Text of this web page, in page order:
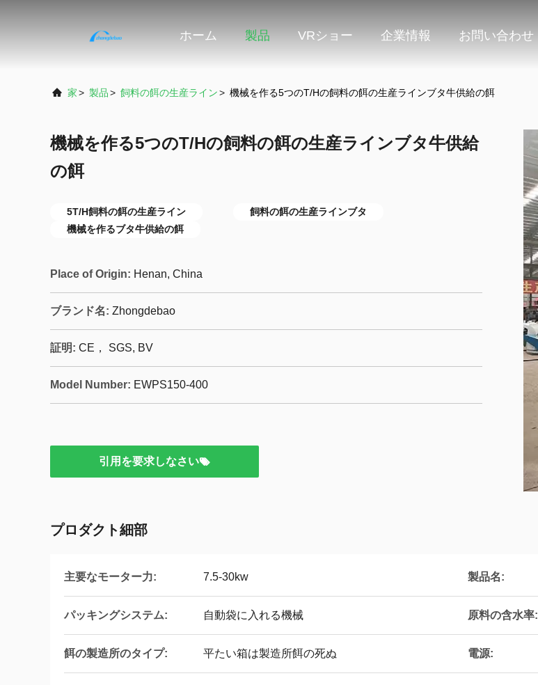
ホーム 製品 VRショー 企業情報 お問い合わせ
家> 製品> 飼料の餌の生産ライン> 機械を作る5つのT/Hの飼料の餌の生産ラインブタ牛供給の餌
機械を作る5つのT/Hの飼料の餌の生産ラインブタ牛供給
の餌
5T/H飼料の餌の生産ライン
飼料の餌の生産ラインブタ
機械を作るブタ牛供給の餌
Place of Origin: Henan, China
ブランド名: Zhongdebao
証明: CE， SGS, BV
Model Number: EWPS150-400
引用を要求しなさい
プロダクト細部
主要なモーター力: 7.5-30kw 製品名:
パッキングシステム: 自動袋に入れる機械 原料の含水率:
餌の製造所のタイプ: 平たい箱は製造所餌の死ぬ 電源: